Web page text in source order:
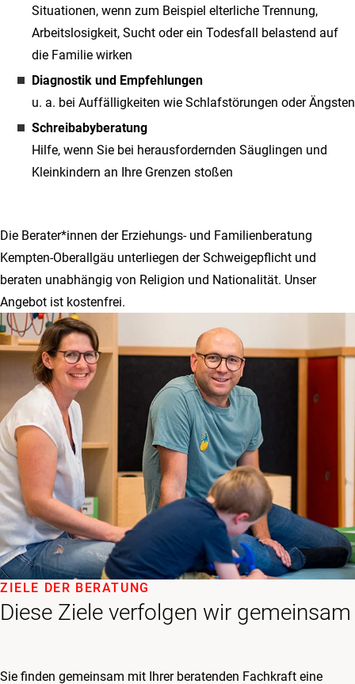
Situationen, wenn zum Beispiel elterliche Trennung,
Arbeitslosigkeit, Sucht oder ein Todesfall belastend auf
die Familie wirken
Diagnostik und Empfehlungen
u. a. bei Auffälligkeiten wie Schlafstörungen oder Ängsten
Schreibabyberatung
Hilfe, wenn Sie bei herausfordernden Säuglingen und
Kleinkindern an Ihre Grenzen stoßen
Die Berater*innen der Erziehungs- und Familienberatung
Kempten-Oberallgäu unterliegen der Schweigepflicht und
beraten unabhängig von Religion und Nationalität. Unser
Angebot ist kostenfrei.
Diese Ziele verfolgen wir gemeinsam
ZIELE DER BERATUNG
Sie finden gemeinsam mit Ihrer beratenden Fachkraft eine